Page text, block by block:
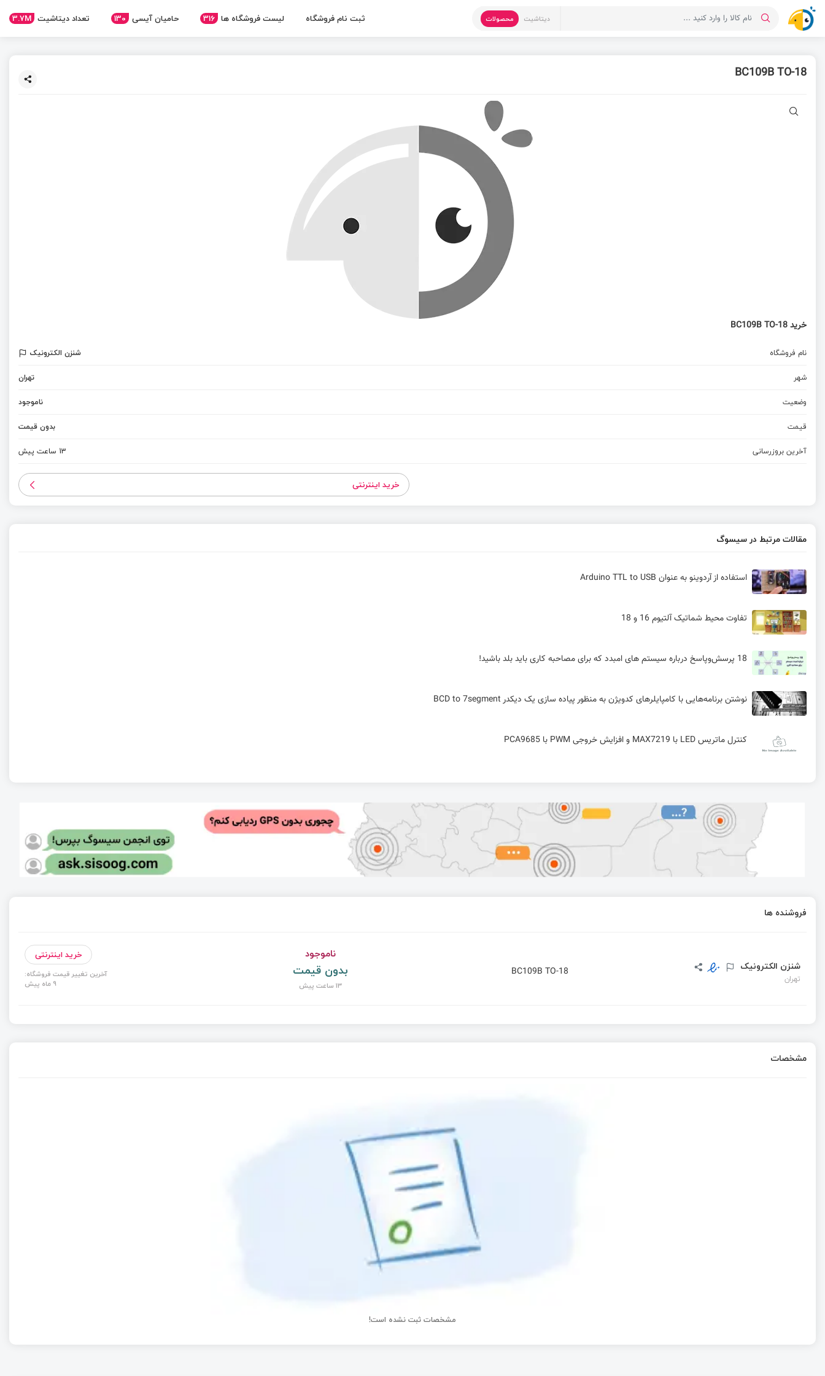
دیتاشیت محصولات ثبت نام فروشگاه لیست فروشگاه ها 316 حامیان آیسی 130 تعداد دیتاشیت 3.7M
BC109B TO-18
خرید BC109B TO-18
نام فروشگاه
شنزن الکترونیک
شهر
تهران
وضعیت
ناموجود
قیمت
بدون قیمت
آخرین بروزرسانی
13 ساعت پیش
خرید اینترنتی
مقالات مرتبط در سیسوگ
استفاده از آردوینو به عنوان Arduino TTL to USB
تفاوت محیط شماتیک آلتیوم 16 و 18
18 پرسش‌وپاسخ درباره سیستم های امبدد که برای مصاحبه کاری باید بلد باشید!
نوشتن برنامه‌هایی با کامپایلرهای کدویژن به منظور پیاده سازی یک دیکدر BCD to 7segment
کنترل ماتریس LED با MAX7219 و افزایش خروجی PWM با PCA9685
راه‌اندازی سرو موتور با استفاده از برد آردوینو
پروژه راه اندازی LED چشمک زن و فوتوسل | قسمت 5 آموزش آردوینو
فروشنده ها
شنزن الکترونیک
تهران
BC109B TO-18
ناموجود
بدون قیمت
13 ساعت پیش
خرید اینترنتی
آخرین تغییر قیمت فروشگاه:
9 ماه پیش
مشخصات
مشخصات ثبت نشده است!